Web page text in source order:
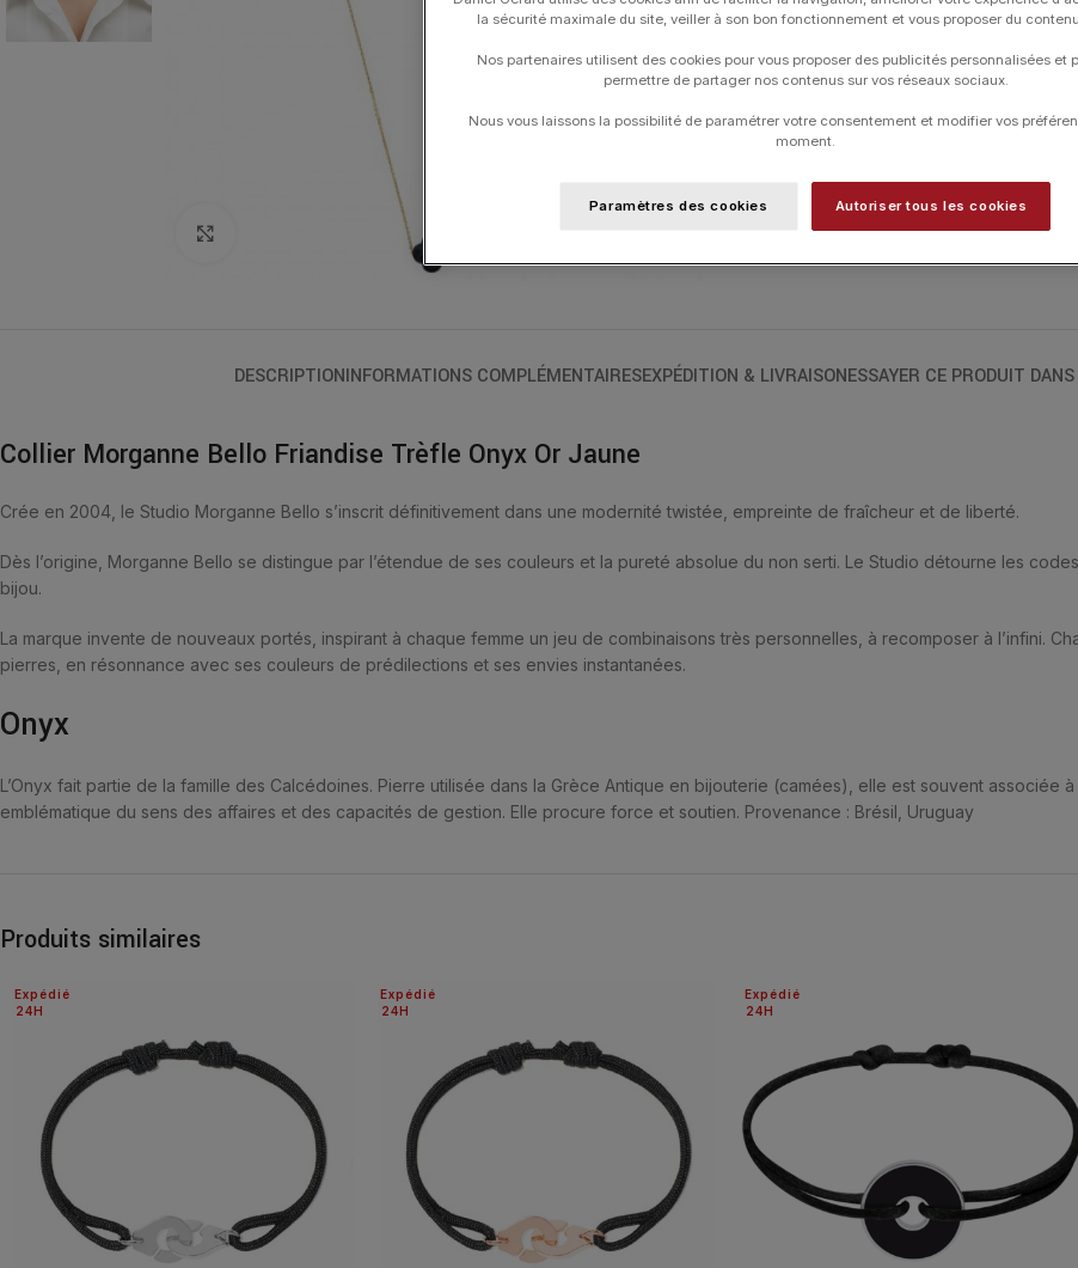
contact de la peau. La taille en « trèfle »
du Sens des Affaires et de la Capacité de
ONYX MULTI-FACETTÉE (5 CARATS).
Les colliers ont une longueur de 42 cm
DESCRIPTIONINFORMATIONS COMPLÉMENTAIRESEXPÉDITION & LIVRAISONESSAYER CE PRODUIT
Collier Morganne Bello Friandise Trèfle Onyx Or Jaune
Crée en 2004, le Studio Morganne Bello s’inscrit définitivement dans une modernité twistée, empreinte de fraîcheur et de liberté.
Dès l’origine, Morganne Bello se distingue par l’étendue de ses couleurs et la pureté absolue du non serti. Le Studio détourne les
bijou.
La marque invente de nouveaux portés, inspirant à chaque femme un jeu de combinaisons très personnelles, à recomposer à l’infini.
pierres, en résonnance avec ses couleurs de prédilections et ses envies instantanées.
Onyx
L’Onyx fait partie de la famille des Calcédoines. Pierre utilisée dans la Grèce Antique en bijouterie (camées), elle est souvent associée à
emblématique du sens des affaires et des capacités de gestion. Elle procure force et soutien. Provenance : Brésil, Uruguay
Produits similaires
24H
Expédié
24H
Expédié
24H
Expédié
la sécurité maximale du site, veiller à son bon fonctionnement et vous proposer du
Nos partenaires utilisent des cookies pour vous proposer des publicités personnalisées et
permettre de partager nos contenus sur vos réseaux sociaux.
Nous vous laissons la possibilité de paramétrer votre consentement et modifier vos
moment.
Paramètres des cookies Autoriser tous les cookies